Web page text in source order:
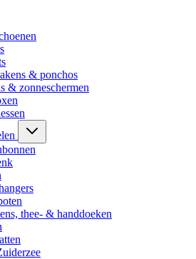
& ponchos
& zonneschermen
thee- & handdoeken